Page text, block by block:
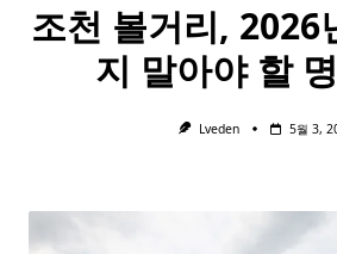
조천 볼거리, 2026
지 말아야 할
Lveden 5월 3,